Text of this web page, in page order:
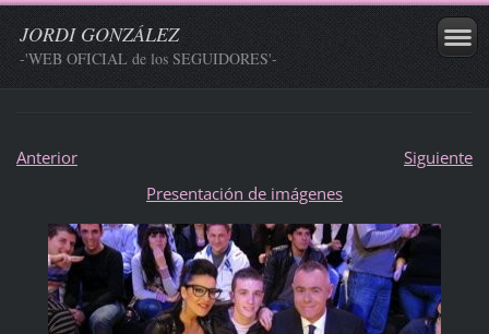
JORDI GONZÁLEZ
-'WEB OFICIAL de los SEGUIDORES'-
Anterior
Siguiente
Presentación de imágenes